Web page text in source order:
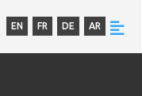
EN FR DE AR